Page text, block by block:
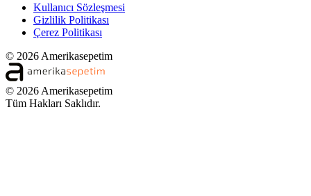
Kullanıcı Sözleşmesi
Gizlilik Politikası
Çerez Politikası
© 2026 Amerikasepetim
© 2026 Amerikasepetim
Tüm Hakları Saklıdır.